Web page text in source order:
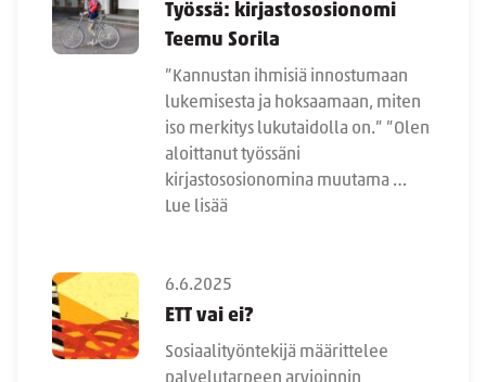
Työssä: kirjastososionomi
Teemu Sorila
”Kannustan ihmisiä innostumaan
lukemisesta ja hoksaamaan, miten
iso merkitys lukutaidolla on.” ”Olen
aloittanut työssäni
kirjastososionomina muutama …
Lue lisää
6.6.2025
ETT vai ei?
Sosiaalityöntekijä määrittelee